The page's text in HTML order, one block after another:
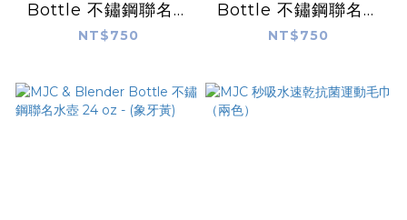
Bottle 不鏽鋼聯名水
壺 25 oz - (星光銀)
NT$750
Bottle 不鏽鋼聯名水
壺 25 oz - (霧金玫瑰)
NT$750